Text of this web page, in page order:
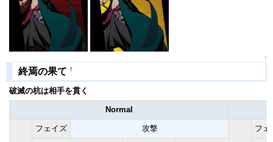
↑
終焉の果て †
破滅の杭は相手を貫く
Normal
フェイズ 攻撃 フェ